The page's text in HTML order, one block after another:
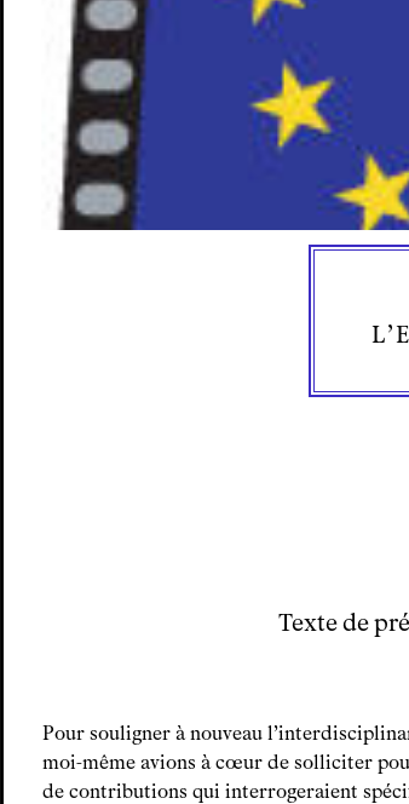
Texte de
Pour souligner à nouveau
moi-même avions à cœur de solliciter
de contributions qui interrogeraient